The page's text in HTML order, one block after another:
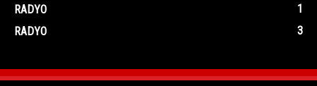
RADYO
1
RADYO
3